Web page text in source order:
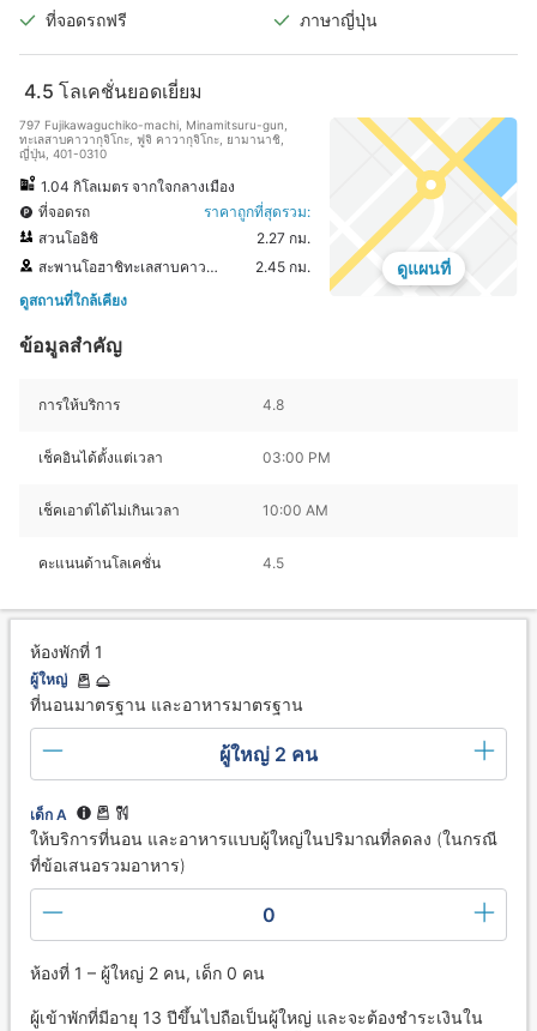
ที่จอดรถฟรี ภาษาญี่ปุ่น
4.5 โลเคชั่นยอดเยี่ยม
797 Fujikawaguchiko-machi, Minamitsuru-gun,
ทะเลสาบคาวากุจิโกะ, ฟูจิ คาวากุจิโกะ, ยามานาชิ,
ญี่ปุ่น, 401-0310
1.04 กิโลเมตร จากใจกลางเมือง
ที่จอดรถ
ราคาถูกที่สุดรวม:
สวนโออิชิ
2.27 กม.
สะพานโอฮาชิทะเลสาบคาวากุจิ
2.45 กม.
ดูสถานที่ใกล้เคียง
ดูแผนที่
ข้อมูลสำคัญ
การให้บริการ 4.8
เช็คอินได้ตั้งแต่เวลา 03:00 PM
เช็คเอาต์ได้ไม่เกินเวลา 10:00 AM
คะแนนด้านโลเคชั่น 4.5
ห้องพักที่ 1
ผู้ใหญ่
ที่นอนมาตรฐาน และอาหารมาตรฐาน
ผู้ใหญ่ 2 คน
เด็ก A
ให้บริการที่นอน และอาหารแบบผู้ใหญ่ในปริมาณที่ลดลง (ในกรณี
ที่ข้อเสนอรวมอาหาร)
0
ห้องที่ 1 – ผู้ใหญ่ 2 คน, เด็ก 0 คน
ผู้เข้าพักที่มีอายุ 13 ปีขึ้นไปถือเป็นผู้ใหญ่ และจะต้องชำระเงินใน